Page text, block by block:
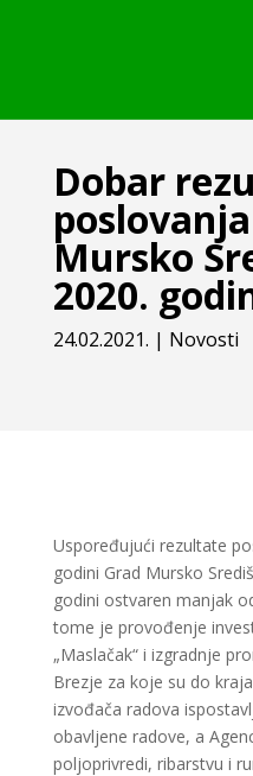
Dobar
Mursko
2020.
24.02.2021. | Novosti
Uspoređujući rezultate
godini Grad Mursko
godini ostvaren manjak
tome je provođenje
„Maslačak“ i izgradnje
Brezje za koje su do
izvođača radova
obavljene radove, a
poljoprivredi, ribarstvu i